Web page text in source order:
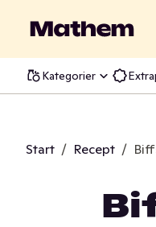
Kategorier
Start / Recept /